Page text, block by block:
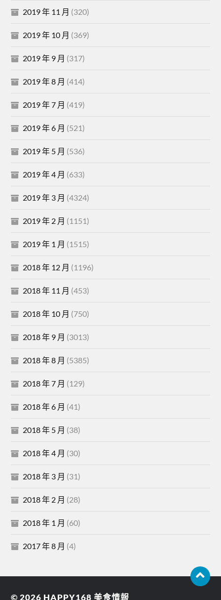
2019 年 11 月 (320)
2019 年 10 月 (369)
2019 年 9 月 (317)
2019 年 8 月 (414)
2019 年 7 月 (419)
2019 年 6 月 (521)
2019 年 5 月 (536)
2019 年 4 月 (633)
2019 年 3 月 (4324)
2019 年 2 月 (1151)
2019 年 1 月 (1515)
2018 年 12 月 (1196)
2018 年 11 月 (453)
2018 年 10 月 (750)
2018 年 9 月 (3013)
2018 年 8 月 (5385)
2018 年 7 月 (129)
2018 年 6 月 (41)
2018 年 5 月 (38)
2018 年 4 月 (30)
2018 年 3 月 (31)
2018 年 2 月 (28)
2018 年 1 月 (60)
2017 年 8 月 (4)
© 2026 HAPPY168 美食情報